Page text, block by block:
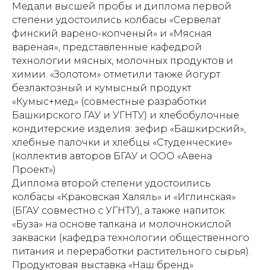
Медали высшей пробы и диплома первой
степени удостоились колбасы «Сервелат
финский варено-копченый» и «Мясная
вареная», представленные кафедрой
технологии мясных, молочных продуктов и
химии. «Золотом» отметили также йогурт
безлактозный и кумысный продукт
«Кумыс+мед» (совместные разработки
Башкирского ГАУ и УГНТУ) и хлебобулочные
кондитерские изделия: зефир «Башкирский»,
хлебные палочки и хлебцы «Студенческие»
(коллектив авторов БГАУ и ООО «Авена
Проект»)
Диплома второй степени удостоились
колбасы «Краковская Халяль» и «Иглинская»
(БГАУ совместно с УГНТУ), а также напиток
«Буза» на основе талкана и молочнокислой
закваски (кафедра технологии общественного
питания и переработки растительного сырья).
Продуктовая выставка «Наш бренд»